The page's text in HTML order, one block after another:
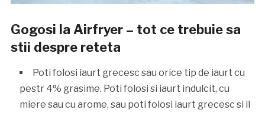
Gogosi la Airfryer – tot ce trebuie sa
stii despre reteta
Poti folosi iaurt grecesc sau orice tip de iaurt cu
pestr 4% grasime. Poti folosi si iaurt indulcit, cu
miere sau cu arome, sau poti folosi iaurt grecesc si il